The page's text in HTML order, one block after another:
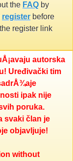
the FAQ by
register before
register link
autorska
Uređivački tim
ipak nije
poruka.
svaki član je
objavljuje!
without